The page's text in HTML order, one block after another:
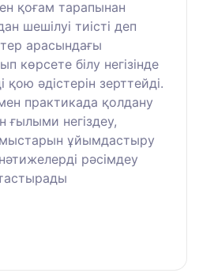
қоғам тарапынан
шешілуі тиісті деп
арасындағы
көрсете білу негізінде
әдістерін зерттейді.
практикада қолдану
ғылыми негіздеу,
ұйымдастыру
рәсімдеу